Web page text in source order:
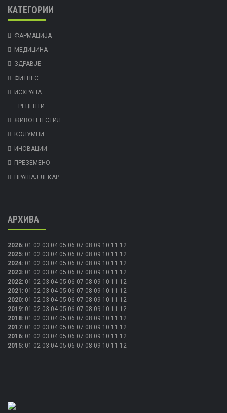
КАТЕГОРИИ
ФАРМАЦИЈА
МЕДИЦИНА
ЗДРАВЈЕ
ФИТНЕС
ИСХРАНА
РЕЦЕПТИ
ЖИВОТЕН СТИЛ
КОЛУМНИ
ИНОВАЦИИ
ПРЕЗЕМЕНО
ПРАШАЈ ЛЕКАР
АРХИВА
2026: 01 02 03 04 05 06 07 08 09 10 11 12
2025: 01 02 03 04 05 06 07 08 09 10 11 12
2024: 01 02 03 04 05 06 07 08 09 10 11 12
2023: 01 02 03 04 05 06 07 08 09 10 11 12
2022: 01 02 03 04 05 06 07 08 09 10 11 12
2021 : 01 02 03 04 05 06 07 08 09 10 11 12
2020: 01 02 03 04 05 06 07 08 09 10 11 12
2019: 01 02 03 04 05 06 07 08 09 10 11 12
2018: 01 02 03 04 05 06 07 08 09 10 11 12
2017: 01 02 03 04 05 06 07 08 09 10 11 12
2016: 01 02 03 04 05 06 07 08 09 10 11 12
2015: 01 02 03 04 05 06 07 08 09 10 11 12